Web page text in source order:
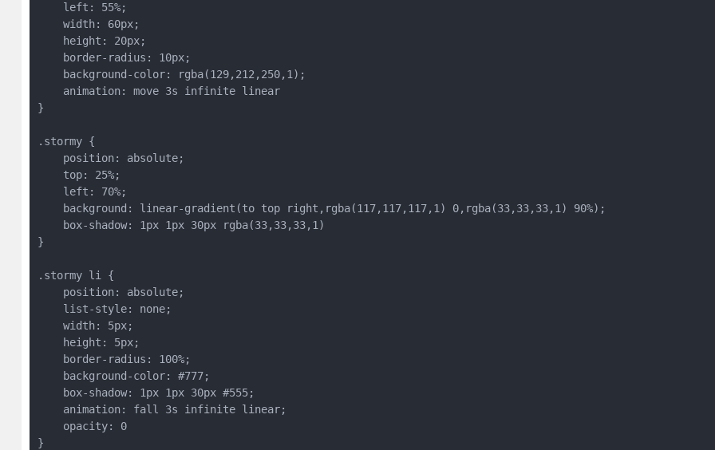
    left: 55%;
    width: 60px;
    height: 20px;
    border-radius: 10px;
    background-color: rgba(129,212,250,1);
    animation: move 3s infinite linear
}
.stormy {
    position: absolute;
    top: 25%;
    left: 70%;
    background: linear-gradient(to top right,rgba(117,117,117,1) 0,rgba(33,33,33,1) 90%);
    box-shadow: 1px 1px 30px rgba(33,33,33,1)
}
.stormy li {
    position: absolute;
    list-style: none;
    width: 5px;
    height: 5px;
    border-radius: 100%;
    background-color: #777;
    box-shadow: 1px 1px 30px #555;
    animation: fall 3s infinite linear;
    opacity: 0
}